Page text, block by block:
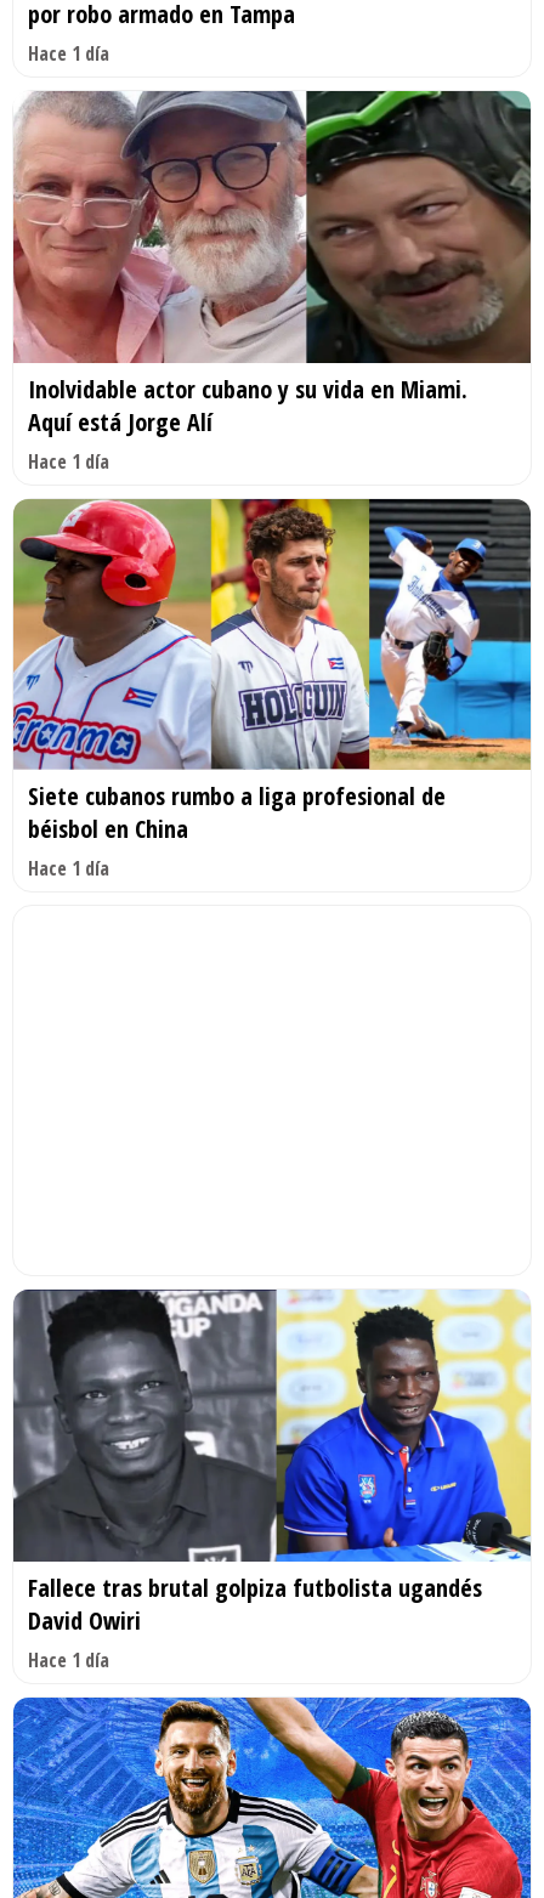
por robo armado en Tampa
Hace 1 día
Inolvidable actor cubano y su vida en Miami.
Aquí está Jorge Alí
Hace 1 día
Siete cubanos rumbo a liga profesional de
béisbol en China
Hace 1 día
Fallece tras brutal golpiza futbolista ugandés
David Owiri
Hace 1 día